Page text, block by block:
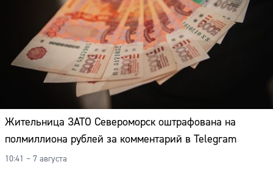
Жительница ЗАТО Североморск оштрафована на
полмиллиона рублей за комментарий в Telegram
10:41 – 7 августа